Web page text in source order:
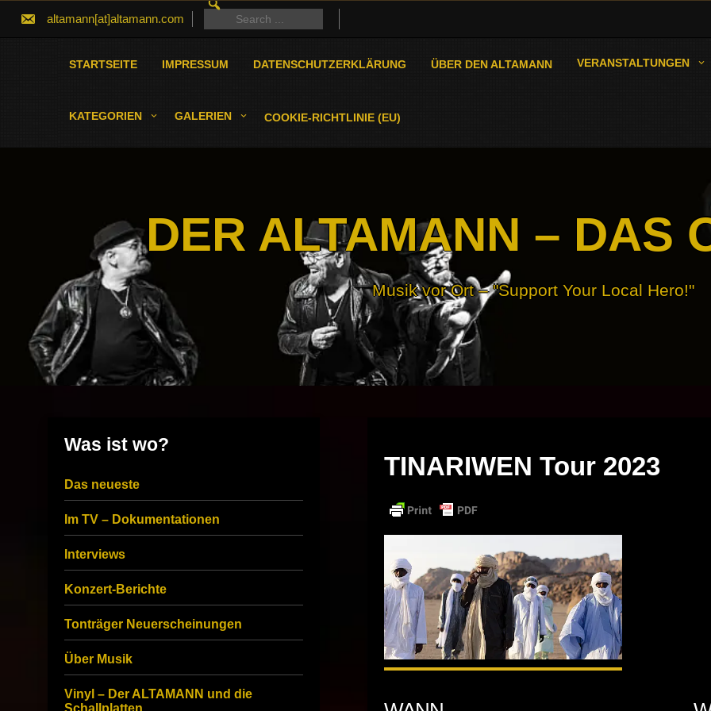
altamann[at]altamann.com
FOR:
Search
for:
STARTSEITE IMPRESSUM DATENSCHUTZERKLÄRUNG ÜBER DEN ALTAMANN VERANSTALTUNGEN
KATEGORIEN GALERIEN COOKIE-RICHTLINIE (EU)
DER ALTAMANN – DAS
Musik vor Ort – "Support Your Local Hero!"
TINARIWEN Tour 2023
Was ist wo?
Das neueste
Im TV – Dokumentationen
Interviews
Konzert-Berichte
Tonträger Neuerscheinungen
Über Musik
Vinyl – Der ALTAMANN und die
Schallplatten